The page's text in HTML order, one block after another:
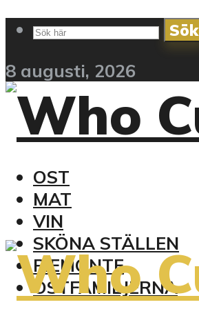
Sök
8 augusti, 2026
OST
MAT
VIN
SKÖNA STÄLLEN
PIEMONTE
OSTFAMILJERNA